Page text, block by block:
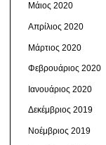
Μάιος 2020
Απρίλιος 2020
Μάρτιος 2020
Φεβρουάριος 2020
Ιανουάριος 2020
Δεκέμβριος 2019
Νοέμβριος 2019